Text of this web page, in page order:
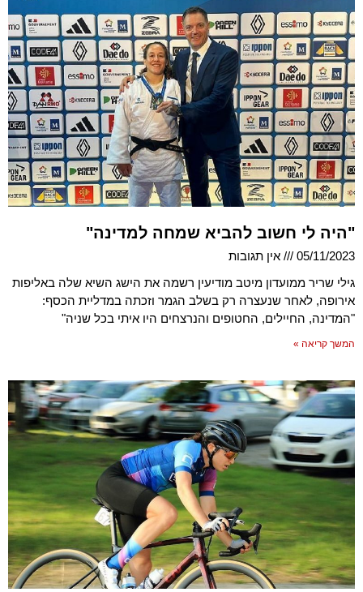
"היה לי חשוב להביא שמחה למדינה"
05/11/2023
אין תגובות
גילי שריר ממועדון מיטב מודיעין רשמה את הישג השיא שלה באליפות
אירופה, לאחר שנעצרה רק בשלב הגמר וזכתה במדליית הכסף:
"המדינה, החיילים, החטופים והנרצחים היו איתי בכל שניה"
המשך קריאה »